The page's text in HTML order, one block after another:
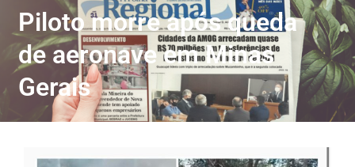
Piloto morre após queda
de aeronave em Minas
Gerais